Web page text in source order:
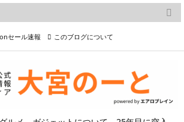

メニュー

検索
セール速報 このブログについて